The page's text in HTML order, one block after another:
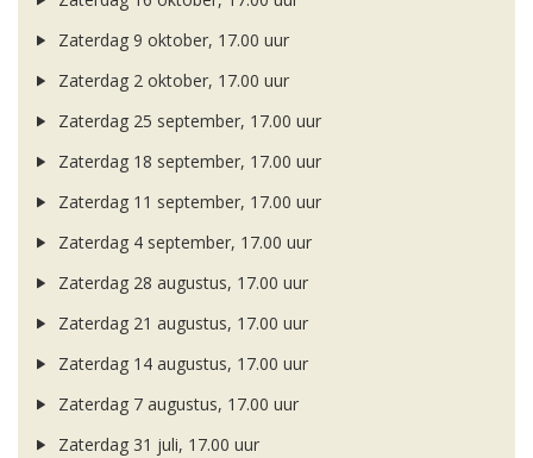
Zaterdag 9 oktober, 17.00 uur
Zaterdag 2 oktober, 17.00 uur
Zaterdag 25 september, 17.00 uur
Zaterdag 18 september, 17.00 uur
Zaterdag 11 september, 17.00 uur
Zaterdag 4 september, 17.00 uur
Zaterdag 28 augustus, 17.00 uur
Zaterdag 21 augustus, 17.00 uur
Zaterdag 14 augustus, 17.00 uur
Zaterdag 7 augustus, 17.00 uur
Zaterdag 31 juli, 17.00 uur